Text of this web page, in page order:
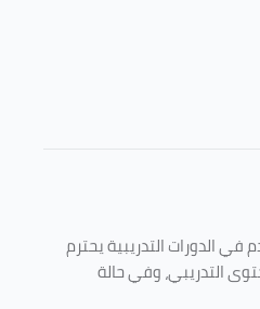
الدورات التدريبية يحترم
التدريبي، وفي حالة